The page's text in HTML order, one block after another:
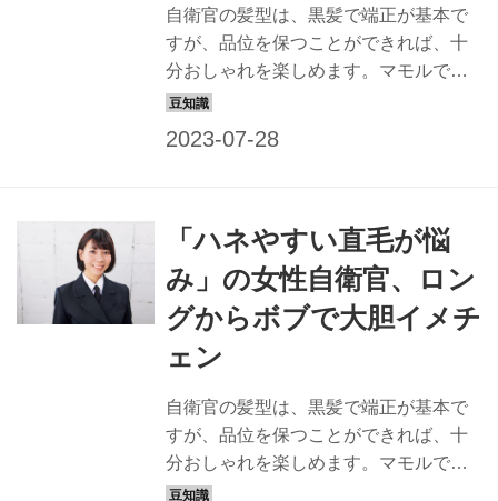
官をよりすてきに変身させます！」 今
回のモデル隊員 櫻井継典3等空曹 任務
内容 航空自衛隊航空中...
自衛官の髪型は、黒髪で端正が基本で
すが、品位を保つことができれば、十
分おしゃれを楽しめます。マモルで
は、すてきな隊員の姿は最高の広報に
回のヘアスタイリスト 【keiko】 ヘア
スタイリスト歴22年。東京・表参道に
ある「NORA HAIR SALON」にてサロ
ンワークをこなすほか、アーティスト
などのヘアメークも担当する。「髪質
官をよりすてきに変身させます！」 今
月のモデル隊員 【竹田利奈陸士長】 任
務内容 陸上自衛隊第3...
「ハネやすい直毛が悩
み」の女性自衛官、ロン
グからボブで大胆イメチ
ェン
自衛官の髪型は、黒髪で端正が基本で
すが、品位を保つことができれば、十
分おしゃれを楽しめます。マモルで
は、すてきな隊員の姿は最高の広報に